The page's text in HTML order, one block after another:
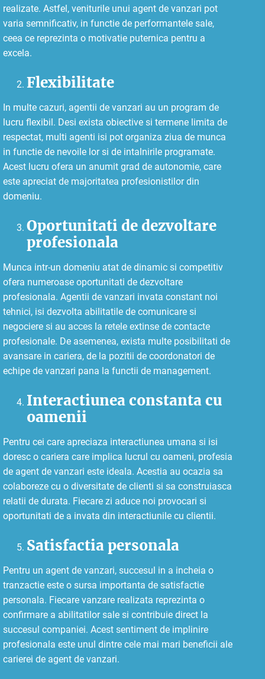
realizate. Astfel, veniturile unui agent de vanzari pot
varia semnificativ, in functie de performantele sale,
ceea ce reprezinta o motivatie puternica pentru a
excela.
Flexibilitate
In multe cazuri, agentii de vanzari au un program de
lucru flexibil. Desi exista obiective si termene limita de
respectat, multi agenti isi pot organiza ziua de munca
in functie de nevoile lor si de intalnirile programate.
Acest lucru ofera un anumit grad de autonomie, care
este apreciat de majoritatea profesionistilor din
domeniu.
Oportunitati de dezvoltare
profesionala
Munca intr-un domeniu atat de dinamic si competitiv
ofera numeroase oportunitati de dezvoltare
profesionala. Agentii de vanzari invata constant noi
tehnici, isi dezvolta abilitatile de comunicare si
negociere si au acces la retele extinse de contacte
profesionale. De asemenea, exista multe posibilitati de
avansare in cariera, de la pozitii de coordonatori de
echipe de vanzari pana la functii de management.
Interactiunea constanta cu
oamenii
Pentru cei care apreciaza interactiunea umana si isi
doresc o cariera care implica lucrul cu oameni, profesia
de agent de vanzari este ideala. Acestia au ocazia sa
colaboreze cu o diversitate de clienti si sa construiasca
relatii de durata. Fiecare zi aduce noi provocari si
oportunitati de a invata din interactiunile cu clientii.
Satisfactia personala
Pentru un agent de vanzari, succesul in a incheia o
tranzactie este o sursa importanta de satisfactie
personala. Fiecare vanzare realizata reprezinta o
confirmare a abilitatilor sale si contribuie direct la
succesul companiei. Acest sentiment de implinire
profesionala este unul dintre cele mai mari beneficii ale
carierei de agent de vanzari.